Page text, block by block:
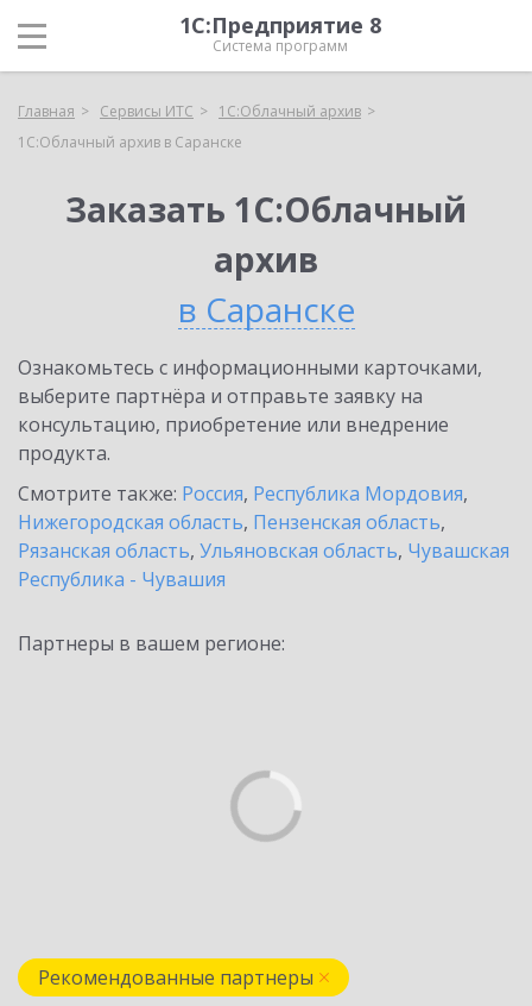
1С:Предприятие 8
Система программ
Главная Сервисы ИТС
1С:Облачный архив
1С:Облачный архив в Саранске
Заказать 1С:Облачный
архив
в Саранске
Ознакомьтесь с информационными карточками,
выберите партнёра и отправьте заявку на
консультацию, приобретение или внедрение
продукта.
Смотрите также: Россия, Республика Мордовия,
Нижегородская область, Пензенская область,
Рязанская область, Ульяновская область, Чувашская
Республика - Чувашия
Партнеры в вашем регионе:
Рекомендованные партнеры